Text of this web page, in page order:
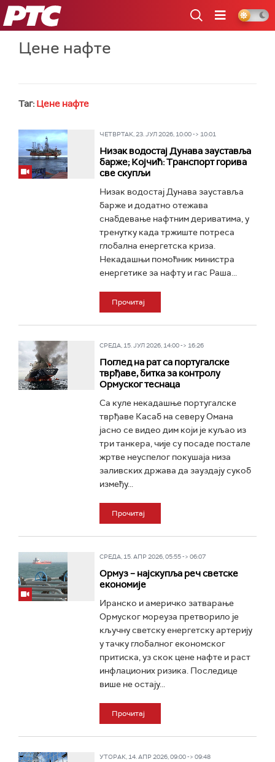
РТС
Цене нафте
Таг: Цене нафте
ЧЕТВРТАК, 23. ЈУЛ 2026, 10:00 -> 10:01
Низак водостај Дунава зауставља
барже; Којчић: Tранспорт горива
све скупљи
Низак водостај Дунава зауставља
барже и додатно отежава
снабдевање нафтним дериватима, у
тренутку када тржиште потреса
глобална енергетска криза.
Некадашњи помоћник министра
енергетике за нафту и гас Раша...
Прочитај
СРЕДА, 15. ЈУЛ 2026, 14:00 -> 16:26
Поглед на рат са португалске
тврђаве, битка за контролу
Ормуског теснаца
Са куле некадашње португалске
тврђаве Касаб на северу Омана
јасно се видео дим који је куљао из
три танкера, чије су посаде постале
жртве неуспелог покушаја низа
заливских држава да зауздају сукоб
између...
Прочитај
СРЕДА, 15. АПР 2026, 05:55 -> 06:07
Ормуз – најскупља реч светске
економије
Иранско и америчко затварање
Ормуског мореуза претворило је
кључну светску енергетску артерију
у тачку глобалног економског
притиска, уз скок цене нафте и раст
инфлационих ризика. Последице
више не остају...
Прочитај
УТОРАК, 14. АПР 2026, 09:00 -> 09:48